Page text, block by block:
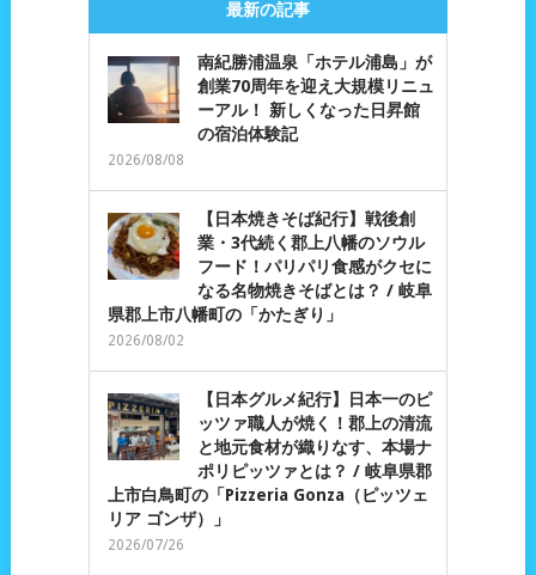
最新の記事
南紀勝浦温泉「ホテル浦島」が
創業70周年を迎え大規模リニュ
ーアル！ 新しくなった日昇館
の宿泊体験記
2026/08/08
【日本焼きそば紀行】戦後創
業・3代続く郡上八幡のソウル
フード！パリパリ食感がクセに
なる名物焼きそばとは？ / 岐阜
県郡上市八幡町の「かたぎり」
2026/08/02
【日本グルメ紀行】日本一のピ
ッツァ職人が焼く！郡上の清流
と地元食材が織りなす、本場ナ
ポリピッツァとは？ / 岐阜県郡
上市白鳥町の「Pizzeria Gonza（ピッツェ
リア ゴンザ）」
2026/07/26